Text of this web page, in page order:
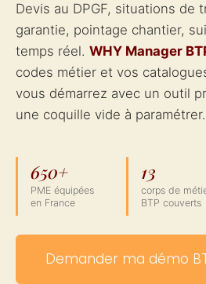
Devis au DPGF, situations de
garantie, pointage chantier,
temps réel. WHY Manager
codes métier et vos
vous démarrez avec un outil
une coquille vide à paramétrer.
650+
PME équipées
en France
13
corps de
BTP couverts
Demander ma démo